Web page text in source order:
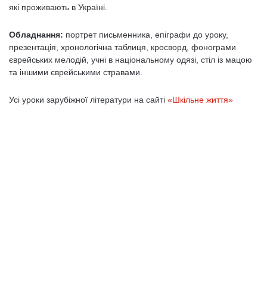
які проживають в Україні.
Обладнання: портрет письменника, епіграфи до уроку,
презентація, хронологічна таблиця, кросворд, фонограми
єврейських мелодій, учні в національному одязі, стіл із мацою
та іншими єврейськими стравами.
Усі уроки зарубіжної літератури на сайті «Шкільне життя»